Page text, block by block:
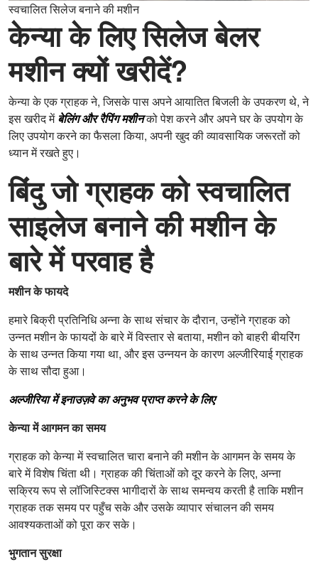
स्वचालित सिलेज बनाने की मशीन
केन्या के लिए सिलेज बेलर
मशीन क्यों खरीदें?
केन्या के एक ग्राहक ने, जिसके पास अपने आयातित बिजली के उपकरण थे, ने
इस खरीद मेंबेलिंग और रैपिंग मशीनको पेश करने और अपने घर के उपयोग के
लिए उपयोग करने का फैसला किया, अपनी खुद की व्यावसायिक जरूरतों को
ध्यान में रखते हुए।
बिंदु जो ग्राहक को स्वचालित
साइलेज बनाने की मशीन के
बारे में परवाह है
मशीन के फायदे
हमारे बिक्री प्रतिनिधि अन्ना के साथ संचार के दौरान, उन्होंने ग्राहक को
उन्नत मशीन के फायदों के बारे में विस्तार से बताया, मशीन को बाहरी बीयरिंग
के साथ उन्नत किया गया था, और इस उन्नयन के कारण अल्जीरियाई ग्राहक
के साथ सौदा हुआ।
अल्जीरिया में इनाउज़वे का अनुभव प्राप्त करने के लिए
केन्या में आगमन का समय
ग्राहक को केन्या में स्वचालित चारा बनाने की मशीन के आगमन के समय के
बारे में विशेष चिंता थी। ग्राहक की चिंताओं को दूर करने के लिए, अन्ना
सक्रिय रूप से लॉजिस्टिक्स भागीदारों के साथ समन्वय करती है ताकि मशीन
ग्राहक तक समय पर पहुँच सके और उसके व्यापार संचालन की समय
आवश्यकताओं को पूरा कर सके।
भुगतान सुरक्षा